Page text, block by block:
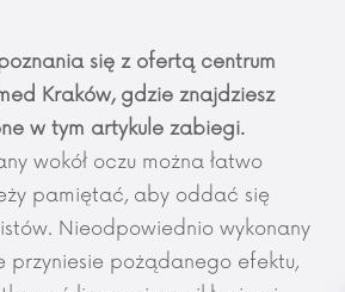
się z ofertą centrum
Kraków, gdzie znajdziesz
w tym artykule zabiegi.
wokół oczu można łatwo
pamiętać, aby oddać się
Nieodpowiednio wykonany
przyniesie pożądanego efektu,